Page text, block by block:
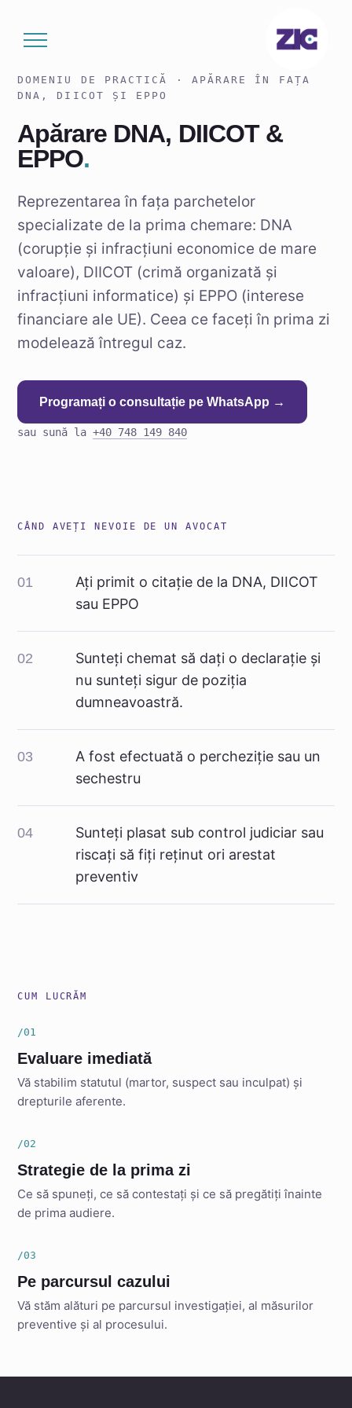
conținut
DOMENIU DE PRACTICĂ · APĂRARE ÎN FAȚA
DNA, DIICOT ȘI EPPO
Apărare DNA, DIICOT &
EPPO.
Reprezentarea în fața parchetelor
specializate de la prima chemare: DNA
(corupție și infracțiuni economice de mare
valoare), DIICOT (crimă organizată și
infracțiuni informatice) și EPPO (interese
financiare ale UE). Ceea ce faceți în prima zi
modelează întregul caz.
Programați o consultație pe WhatsApp →
sau sună la +40 748 149 840
CÂND AVEȚI NEVOIE DE UN AVOCAT
01
Ați primit o citație de la DNA, DIICOT
sau EPPO
02
Sunteți chemat să dați o declarație și
nu sunteți sigur de poziția
dumneavoastră.
03
A fost efectuată o percheziție sau un
sechestru
04
Sunteți plasat sub control judiciar sau
riscați să fiți reținut ori arestat
preventiv
CUM LUCRĂM
/01
Evaluare imediată
Vă stabilim statutul (martor, suspect sau inculpat) și
drepturile aferente.
/02
Strategie de la prima zi
Ce să spuneți, ce să contestați și ce să pregătiți înainte
de prima audiere.
/03
Pe parcursul cazului
Vă stăm alături pe parcursul investigației, al măsurilor
preventive și al procesului.